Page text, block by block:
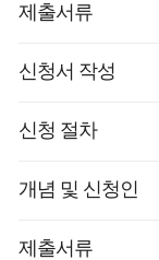
제출서류
신청서 작성
신청 절차
개념 및 신청인
제출서류